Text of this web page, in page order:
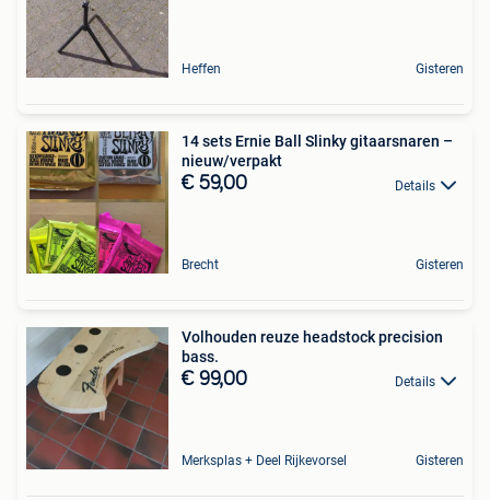
Heffen Gisteren
14 sets Ernie Ball Slinky gitaarsnaren –
nieuw/verpakt
€ 59,00 Details
Brecht Gisteren
Volhouden reuze headstock precision
bass.
€ 99,00 Details
Merksplas + Deel Rijkevorsel Gisteren